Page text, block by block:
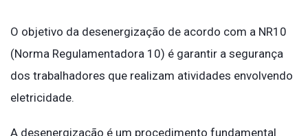
O objetivo da desenergização de acordo com a NR10
(Norma Regulamentadora 10) é garantir a segurança
dos trabalhadores que realizam atividades envolvendo
eletricidade.
A desenergização é um procedimento fundamental